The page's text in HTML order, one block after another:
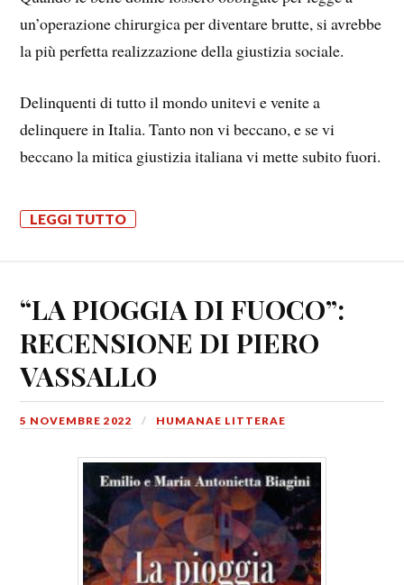
un’operazione chirurgica per diventare brutte, si avrebbe
la più perfetta realizzazione della giustizia sociale.
Delinquenti di tutto il mondo unitevi e venite a
delinquere in Italia. Tanto non vi beccano, e se vi
beccano la mitica giustizia italiana vi mette subito fuori.
LEGGI TUTTO
“LA PIOGGIA DI FUOCO”:
RECENSIONE DI PIERO
VASSALLO
5 NOVEMBRE 2022 HUMANAE LITTERAE